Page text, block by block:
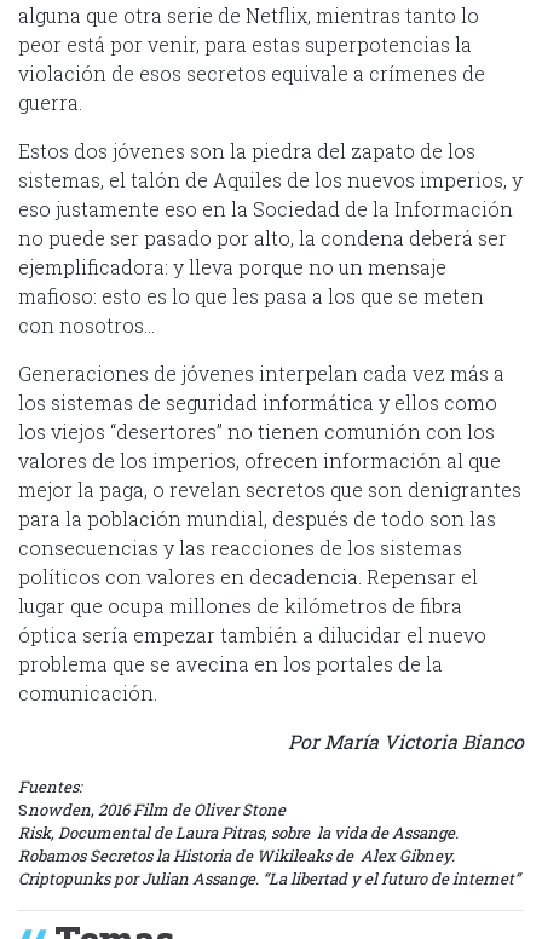
alguna que otra serie de Netflix, mientras tanto lo
peor está por venir, para estas superpotencias la
violación de esos secretos equivale a crímenes de
guerra.
Estos dos jóvenes son la piedra del zapato de los
sistemas, el talón de Aquiles de los nuevos imperios, y
eso justamente eso en la Sociedad de la Información
no puede ser pasado por alto, la condena deberá ser
ejemplificadora: y lleva porque no un mensaje
mafioso: esto es lo que les pasa a los que se meten
con nosotros…
Generaciones de jóvenes interpelan cada vez más a
los sistemas de seguridad informática y ellos como
los viejos “desertores” no tienen comunión con los
valores de los imperios, ofrecen información al que
mejor la paga, o revelan secretos que son denigrantes
para la población mundial, después de todo son las
consecuencias y las reacciones de los sistemas
políticos con valores en decadencia. Repensar el
lugar que ocupa millones de kilómetros de fibra
óptica sería empezar también a dilucidar el nuevo
problema que se avecina en los portales de la
comunicación.
Por María Victoria Bianco
Fuentes:
Snowden, 2016 Film de Oliver Stone
Risk, Documental de Laura Pitras, sobre la vida de Assange.
Robamos Secretos la Historia de Wikileaks de Alex Gibney.
Criptopunks por Julian Assange. “La libertad y el futuro de internet”